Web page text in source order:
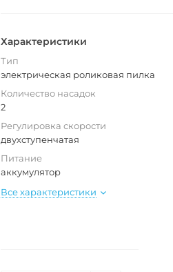
Характеристики
Тип
электрическая роликовая пилка
Количество насадок
2
Регулировка скорости
двухступенчатая
Питание
аккумулятор
Все характеристики